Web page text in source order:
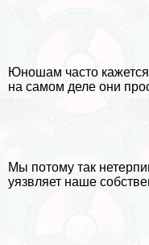
Юношам часто
на самом деле они
Мы потому так
уязвляет наше